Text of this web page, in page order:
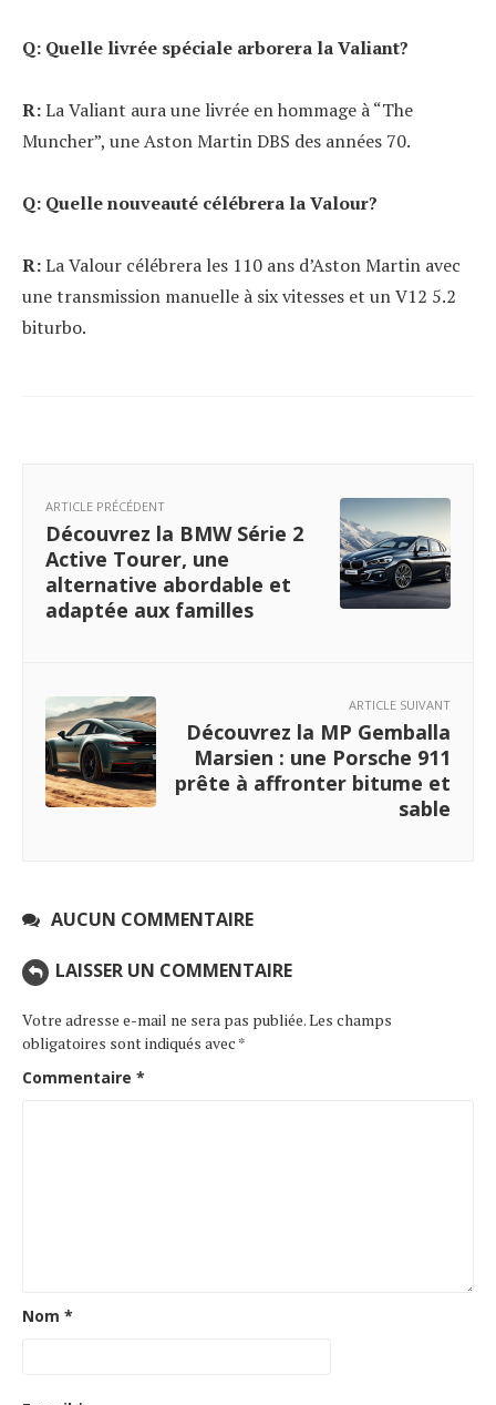
Q: Quelle livrée spéciale arborera la Valiant?
R:La Valiant aura une livrée en hommage à “The
Muncher”, une Aston Martin DBS des années 70.
Q: Quelle nouveauté célébrera la Valour?
R:La Valour célébrera les 110 ans d’Aston Martin avec
une transmission manuelle à six vitesses et un V12 5.2
biturbo.
ARTICLE PRÉCÉDENT
Découvrez la BMW Série 2
Active Tourer, une
alternative abordable et
adaptée aux familles
ARTICLE SUIVANT
Découvrez la MP Gemballa
Marsien : une Porsche 911
prête à affronter bitume et
sable
AUCUN COMMENTAIRE
LAISSER UN COMMENTAIRE
Votre adresse e-mail ne sera pas publiée.Les champs
obligatoires sont indiqués avec *
Commentaire *
Nom *